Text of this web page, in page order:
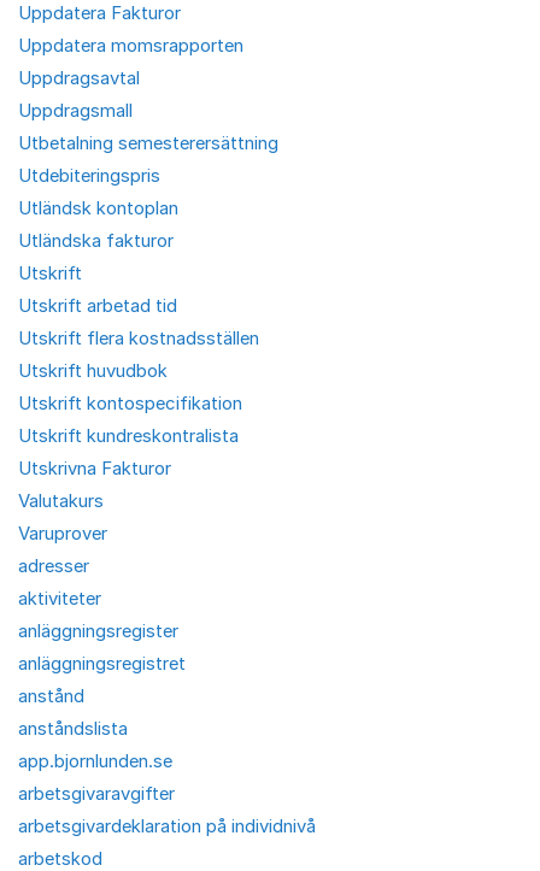
Uppdatera Fakturor
Uppdatera momsrapporten
Uppdragsavtal
Uppdragsmall
Utbetalning semesterersättning
Utdebiteringspris
Utländsk kontoplan
Utländska fakturor
Utskrift
Utskrift arbetad tid
Utskrift flera kostnadsställen
Utskrift huvudbok
Utskrift kontospecifikation
Utskrift kundreskontralista
Utskrivna Fakturor
Valutakurs
Varuprover
adresser
aktiviteter
anläggningsregister
anläggningsregistret
anstånd
anståndslista
app.bjornlunden.se
arbetsgivaravgifter
arbetsgivardeklaration på individnivå
arbetskod